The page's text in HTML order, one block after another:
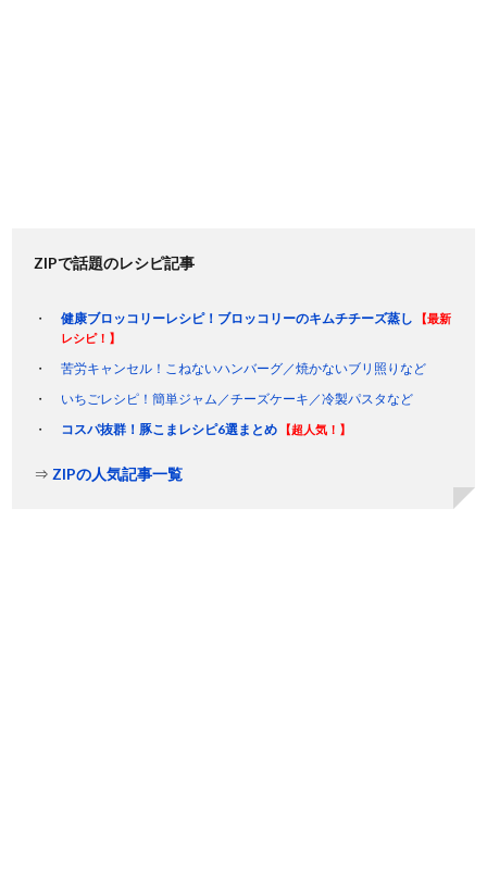
ZIPで話題のレシピ記事
健康ブロッコリーレシピ！ブロッコリーのキムチチーズ蒸し
【最新
レシピ！】
苦労キャンセル！こねないハンバーグ／焼かないブリ照りなど
いちごレシピ！簡単ジャム／チーズケーキ／冷製パスタなど
コスパ抜群！豚こまレシピ6選まとめ
【超人気！】
⇒ ZIPの人気記事一覧